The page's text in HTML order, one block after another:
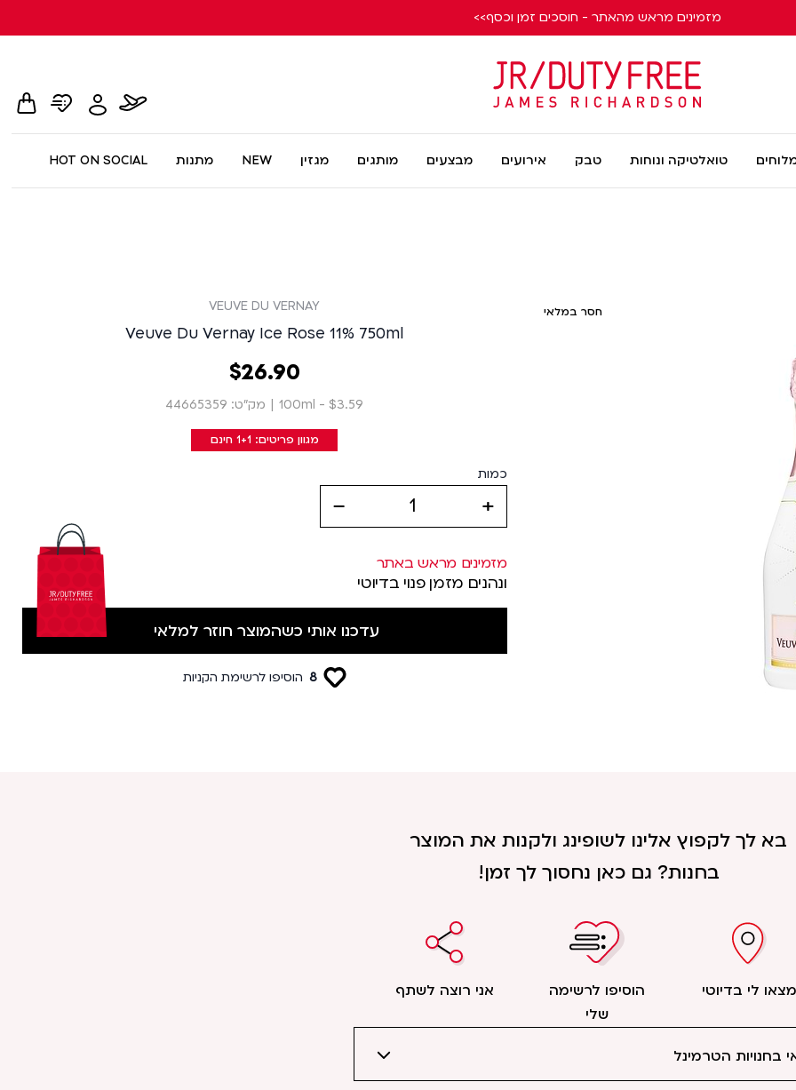
מזמינים מראש מהאתר - חוסכים זמן וכסף>>
James
Richardson
flight
dialog
Toggle
My
whishlist
page
card
טואלטיקה ונוחות טבק אירועים מבצעים מותגים מגזין NEW מתנות HOT ON SOCIAL
VEUVE DU VERNAY
Veuve Du Vernay Ice Rose 11% 750ml
26.90
‏
$
$3.59 - 100ml
| מק״ט: 44665359
מגוון פריטים: 1+1 חינם
חסר במלאי
כמות
מזמינים מראש באתר
ונהנים מזמן פנוי בדיוטי
עדכנו אותי כשהמוצר חוזר למלאי
8 הוסיפו לרשימת הקניות
בא לך לקפוץ אלינו לשופינג ולקנות את המוצר
בחנות? גם כאן נחסוך לך זמן!
מצאו לי בדיוטי
הוסיפו לרשימה
שלי
אני רוצה לשתף
בחנויות הטרמינל